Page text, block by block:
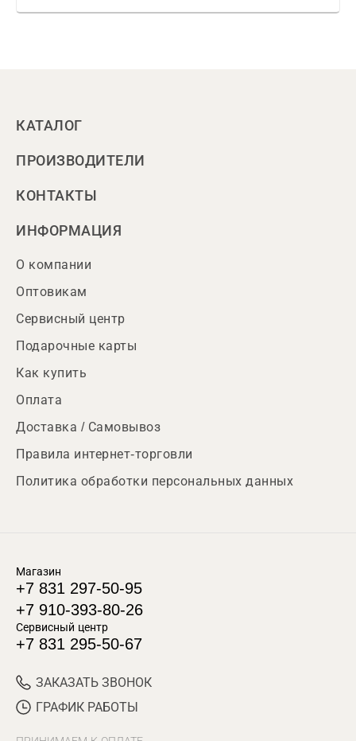
КАТАЛОГ
ПРОИЗВОДИТЕЛИ
КОНТАКТЫ
ИНФОРМАЦИЯ
О компании
Оптовикам
Сервисный центр
Подарочные карты
Как купить
Оплата
Доставка / Самовывоз
Правила интернет-торговли
Политика обработки персональных данных
Магазин
+7 831 297-50-95
+7 910-393-80-26
Сервисный центр
+7 831 295-50-67
ЗАКАЗАТЬ ЗВОНОК
ГРАФИК РАБОТЫ